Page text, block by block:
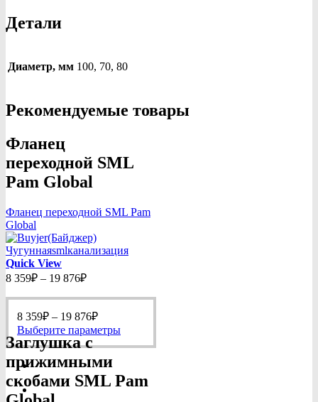
Global
с
мм)
Детали
Диаметр, мм 100, 70, 80
Рекомендуемые товары
Фланец
переходной SML
Pam Global
Фланец переходной SML Pam
Global
Quick View
8 359₽ – 19 876₽Диапазон
8
359₽
–
19
876₽
8 359₽ – 19 876₽Диапазон
цен:
8
–
Выберите параметрыЭтот
вариаций.
Заглушка с
прижимными
скобами SML Pam